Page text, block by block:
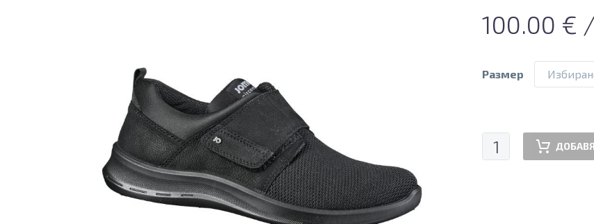
100.00 €
Размер
количество
за